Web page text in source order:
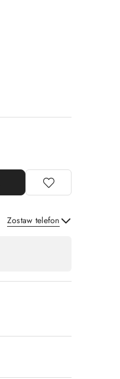
Zostaw telefon